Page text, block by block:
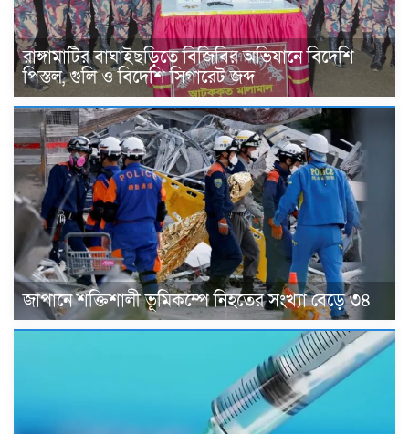
রাঙ্গামাটির বাঘাইছড়িতে বিজিবির অভিযানে বিদেশি
পিস্তল, গুলি ও বিদেশি সিগারেট জব্দ
জাপানে শক্তিশালী ভূমিকম্পে নিহতের সংখ্যা বেড়ে ৩৪